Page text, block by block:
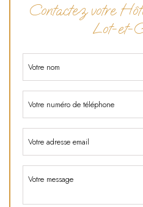
Contactez votre
Lot-et-